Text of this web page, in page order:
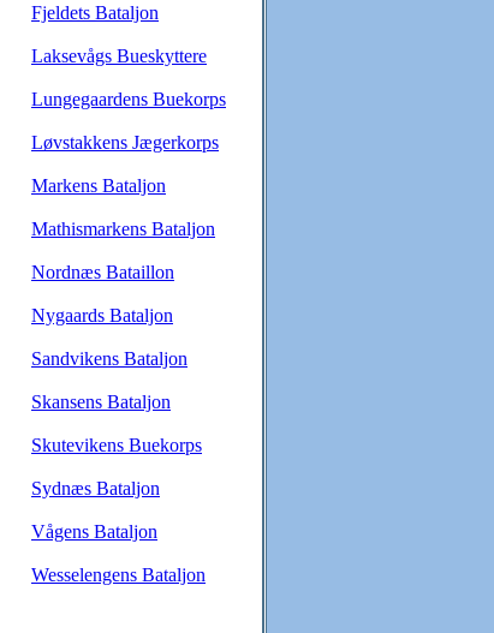
Fjeldets Bataljon
Laksevågs Bueskyttere
Lungegaardens Buekorps
Løvstakkens Jægerkorps
Markens Bataljon
Mathismarkens Bataljon
Nordnæs Bataillon
Nygaards Bataljon
Sandvikens Bataljon
Skansens Bataljon
Skutevikens Buekorps
Sydnæs Bataljon
Vågens Bataljon
Wesselengens Bataljon